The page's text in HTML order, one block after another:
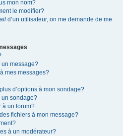
mon nom?
le modifier?
d’un utilisateur, on me demande de me
message?
mes messages?
d’options à mon sondage?
un sondage?
à un forum?
fichiers à mon message?
à un modérateur?